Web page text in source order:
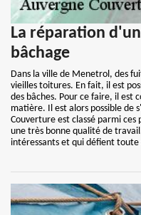
La réparation
bâchage
Dans la ville de Menetrol, des
vieilles toitures. En fait, il est
des bâches. Pour ce faire, il est
matière. Il est alors possible de
Couverture est classé parmi
une très bonne qualité de
intéressants et qui défient toute